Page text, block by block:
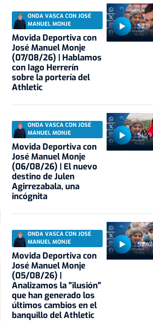
52:11
ONDA VASCA CON JOSÉ
MANUEL MONJE
Movida Deportiva con
José Manuel Monje
(07/08/26) | Hablamos
con Iago Herrerín
sobre la portería del
Athletic
51:59
ONDA VASCA CON JOSÉ
MANUEL MONJE
Movida Deportiva con
José Manuel Monje
(06/08/26) | El nuevo
destino de Julen
Agirrezabala, una
incógnita
52:42
ONDA VASCA CON JOSÉ
MANUEL MONJE
Movida Deportiva con
José Manuel Monje
(05/08/26) |
Analizamos la "ilusión"
que han generado los
últimos cambios en el
banquillo del Athletic